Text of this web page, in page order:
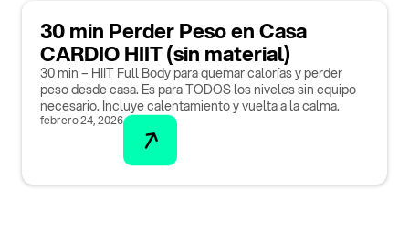
30 min Perder Peso en Casa
CARDIO HIIT (sin material)
30 min – HIIT Full Body para quemar calorías y perder
peso desde casa. Es para TODOS los niveles sin equipo
necesario. Incluye calentamiento y vuelta a la calma.
febrero 24, 2026